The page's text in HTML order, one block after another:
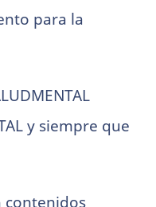
para la
y siempre que
contenidos